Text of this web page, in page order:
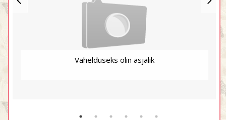
Vahelduseks olin asjalik